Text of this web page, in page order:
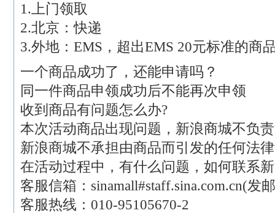
1.上门领取
2.北京：快递
3.外地：EMS，超出EMS 20元标准的商
一个商品成功了，还能申请吗？
同一件商品申领成功后不能再次申领
收到商品有问题怎么办?
本次活动商品出现问题，新浪商城不负
新浪商城不承担由商品而引发的任何法
在活动过程中，有什么问题，如何联系
客服信箱：sinamall#staff.sina.com.cn(发
客服热线：010-95105670-2